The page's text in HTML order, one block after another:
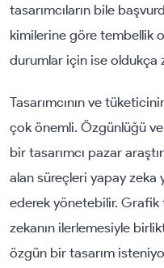
tasarımcıların bile
kimilerine göre tembellik
durumlar için ise oldukça
Tasarımcının ve
çok önemli. Özgünlüğü
bir tasarımcı pazar
alan süreçleri yapay zeka
ederek yönetebilir. Grafik
zekanın ilerlemesiyle
özgün bir tasarım